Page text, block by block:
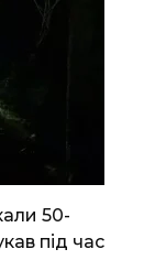
50-
під час